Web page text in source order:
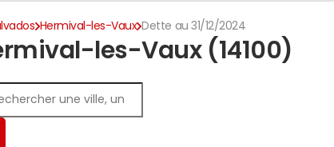
Hermival-les-Vaux Dette au 31/12/2024
les-Vaux (14100)